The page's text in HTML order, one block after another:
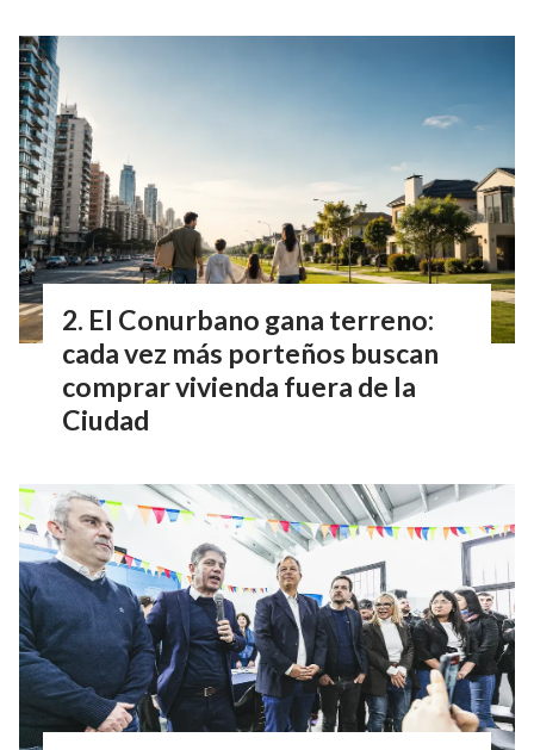
El Conurbano gana terreno:
cada vez más porteños buscan
comprar vivienda fuera de la
Ciudad